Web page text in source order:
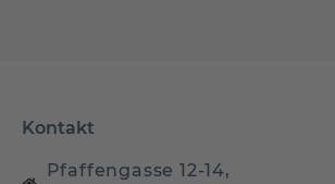
Kontakt
Pfaffengasse 12-14,